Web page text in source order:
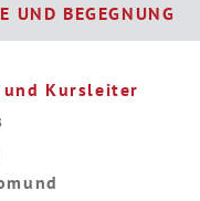
UND BEGEGNUNG
Kursleiter